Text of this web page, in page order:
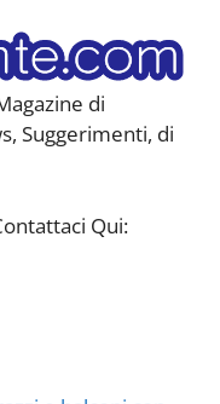
di
Suggerimenti, di
Qui: